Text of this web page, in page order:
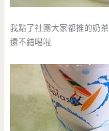
我點了社團大家都推的奶茶
還不錯喝啦